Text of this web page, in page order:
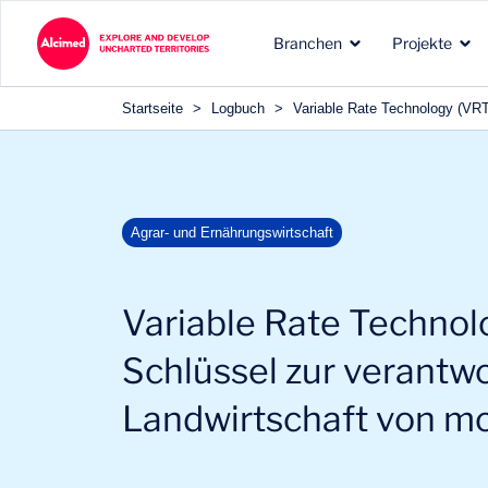
Branchen
Die Erkundungsgebiete, in
Projekte
Projekttypen, die wir für
durchführen
Unsere anerkannte
unserer Kunden
Startseite > Logbuch > Variable Rate Technology
Agrar- und Ernährungswirtschaft
Variable Rate
Schlüssel zur
Landwirtschaft von